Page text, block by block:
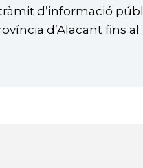
d’informació
d’Alacant fins